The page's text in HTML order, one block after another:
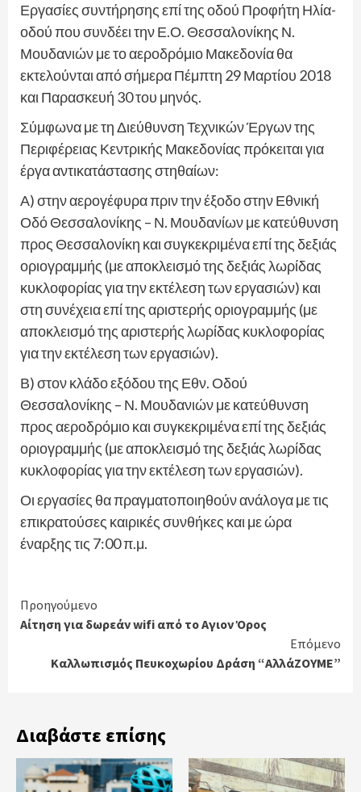
Εργασίες συντήρησης επί της οδού Προφήτη Ηλία-
οδού που συνδέει την Ε.Ο. Θεσσαλονίκης Ν.
Μουδανιών με το αεροδρόμιο Μακεδονία θα
εκτελούνται από σήμερα Πέμπτη 29 Μαρτίου 2018
και Παρασκευή 30 του μηνός.
Σύμφωνα με τη Διεύθυνση Τεχνικών Έργων της
Περιφέρειας Κεντρικής Μακεδονίας πρόκειται για
έργα αντικατάστασης στηθαίων:
Α) στην αερογέφυρα πριν την έξοδο στην Εθνική
Οδό Θεσσαλονίκης – Ν. Μουδανίων με κατεύθυνση
προς Θεσσαλονίκη και συγκεκριμένα επί της δεξιάς
οριογραμμής (με αποκλεισμό της δεξιάς λωρίδας
κυκλοφορίας για την εκτέλεση των εργασιών) και
στη συνέχεια επί της αριστερής οριογραμμής (με
αποκλεισμό της αριστερής λωρίδας κυκλοφορίας
για την εκτέλεση των εργασιών).
Β) στον κλάδο εξόδου της Εθν. Οδού
Θεσσαλονίκης – Ν. Μουδανιών με κατεύθυνση
προς αεροδρόμιο και συγκεκριμένα επί της δεξιάς
οριογραμμής (με αποκλεισμό της δεξιάς λωρίδας
κυκλοφορίας για την εκτέλεση των εργασιών).
Οι εργασίες θα πραγματοποιηθούν ανάλογα με τις
επικρατούσες καιρικές συνθήκες και με ώρα
έναρξης τις 7:00 π.μ.
Continue
Reading
Προηγούμενο
Αίτηση για δωρεάν wifi από το Αγιον Όρος
Επόμενο
Καλλωπισμός Πευκοχωρίου Δράση “ΑλλάΖΟΥΜΕ”
Διαβάστε επίσης